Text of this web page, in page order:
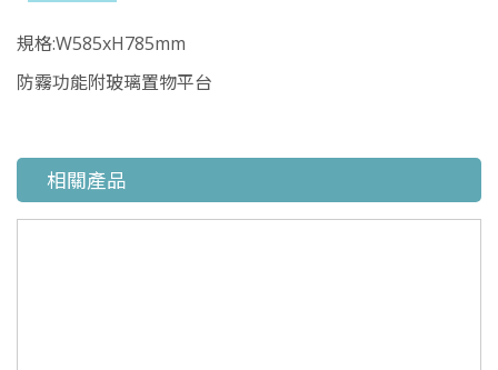
規格:W585xH785mm
防霧功能附玻璃置物平台
相關產品